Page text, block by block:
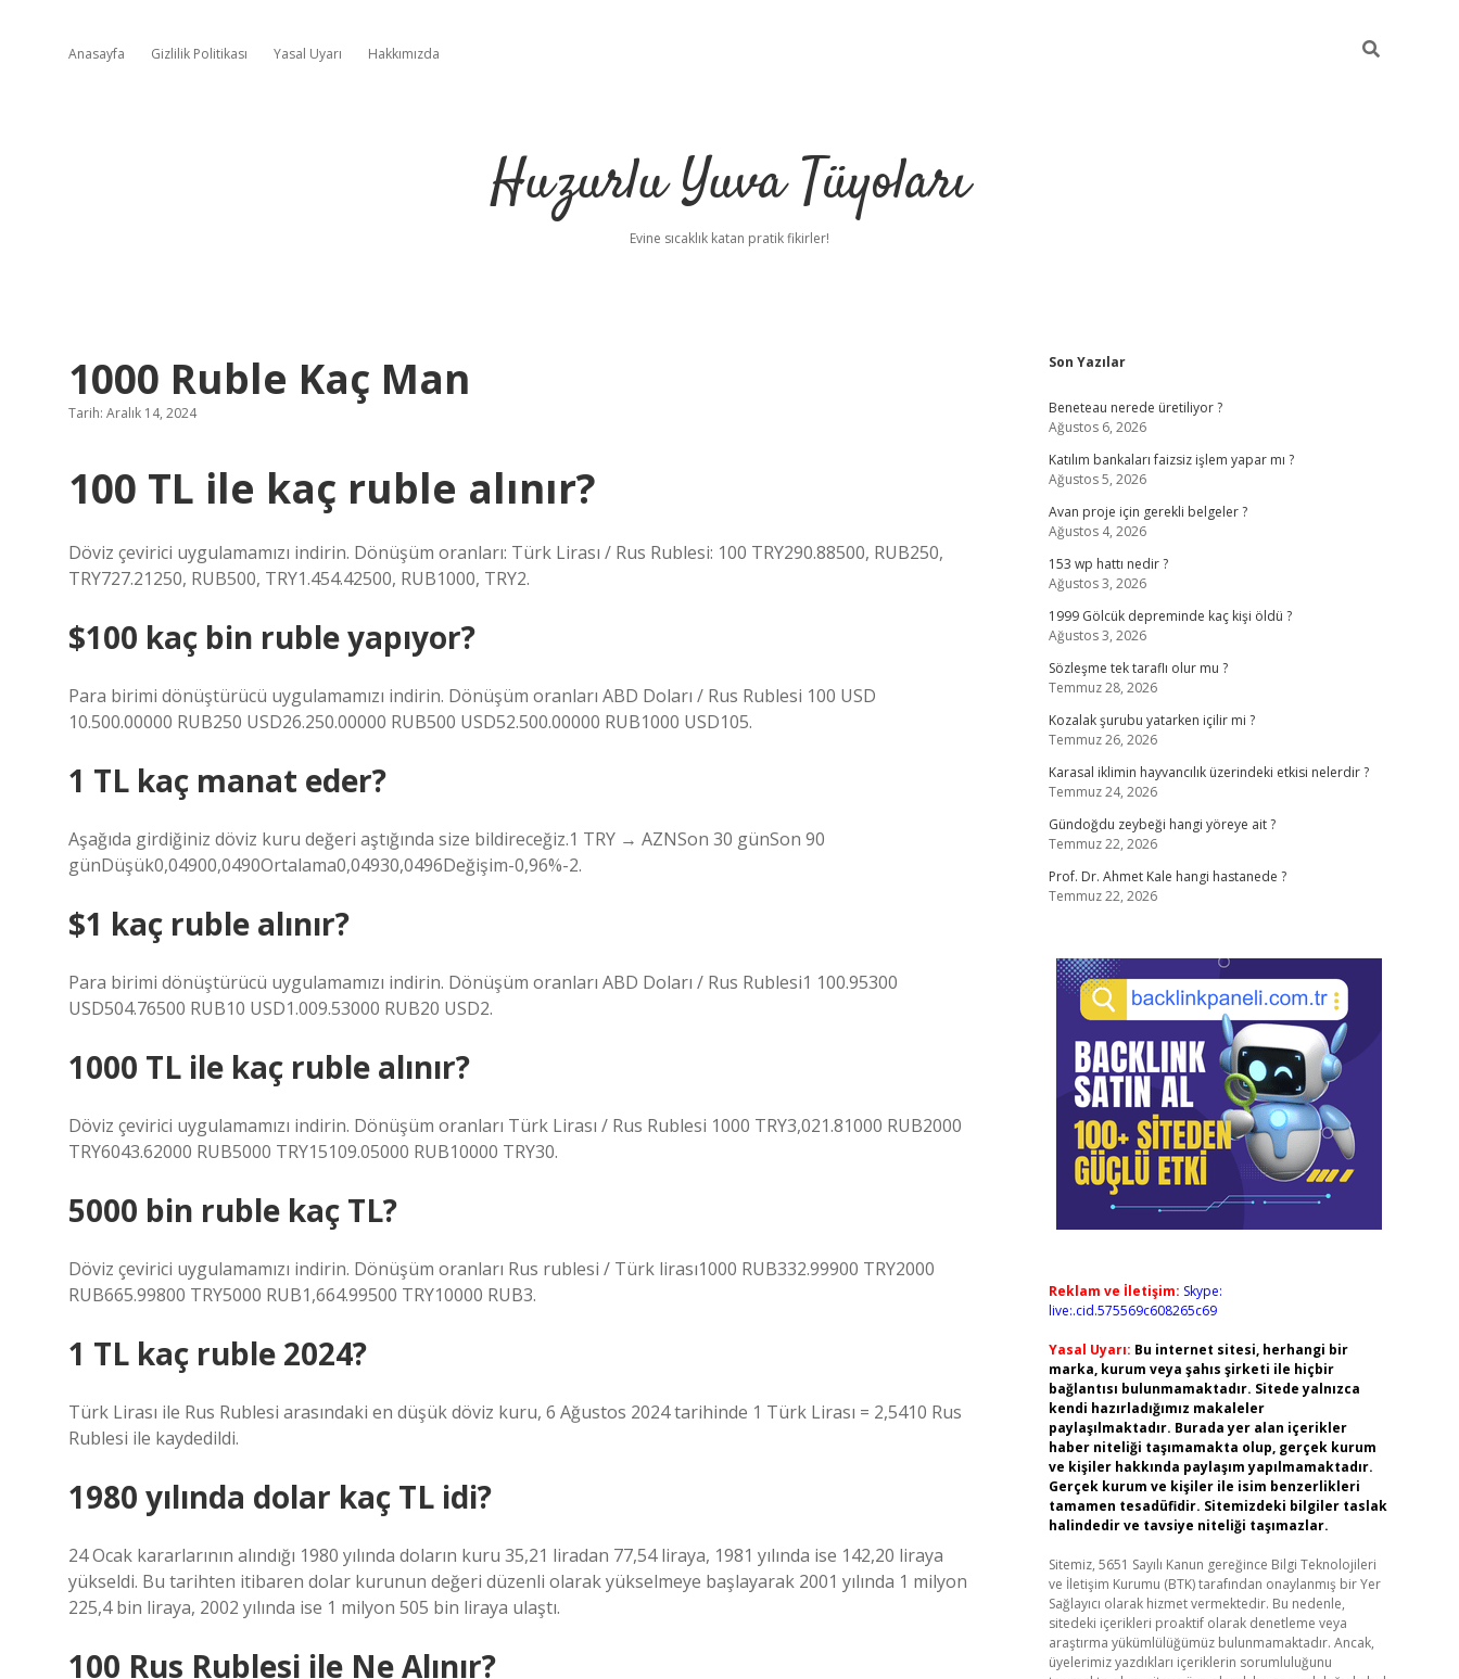
Anasayfa Gizlilik Politikası Yasal Uyarı Hakkımızda
Huzurlu Yuva Tüyoları
Evine sıcaklık katan pratik fikirler!
1000 Ruble Kaç Man
Tarih: Aralık 14, 2024
100 TL ile kaç ruble alınır?
Döviz çevirici uygulamamızı indirin. Dönüşüm oranları: Türk Lirası / Rus Rublesi: 100 TRY290.88500, RUB250,
TRY727.21250, RUB500, TRY1.454.42500, RUB1000, TRY2.
$100 kaç bin ruble yapıyor?
Para birimi dönüştürücü uygulamamızı indirin. Dönüşüm oranları ABD Doları / Rus Rublesi 100 USD
10.500.00000 RUB250 USD26.250.00000 RUB500 USD52.500.00000 RUB1000 USD105.
1 TL kaç manat eder?
Aşağıda girdiğiniz döviz kuru değeri aştığında size bildireceğiz.1 TRY → AZNSon 30 günSon 90
günDüşük0,04900,0490Ortalama0,04930,0496Değişim-0,96%-2.
$1 kaç ruble alınır?
Para birimi dönüştürücü uygulamamızı indirin. Dönüşüm oranları ABD Doları / Rus Rublesi1 100.95300
USD504.76500 RUB10 USD1.009.53000 RUB20 USD2.
1000 TL ile kaç ruble alınır?
Döviz çevirici uygulamamızı indirin. Dönüşüm oranları Türk Lirası / Rus Rublesi 1000 TRY3,021.81000 RUB2000
TRY6043.62000 RUB5000 TRY15109.05000 RUB10000 TRY30.
5000 bin ruble kaç TL?
Döviz çevirici uygulamamızı indirin. Dönüşüm oranları Rus rublesi / Türk lirası1000 RUB332.99900 TRY2000
RUB665.99800 TRY5000 RUB1,664.99500 TRY10000 RUB3.
1 TL kaç ruble 2024?
Türk Lirası ile Rus Rublesi arasındaki en düşük döviz kuru, 6 Ağustos 2024 tarihinde 1 Türk Lirası = 2,5410 Rus
Rublesi ile kaydedildi.
1980 yılında dolar kaç TL idi?
24 Ocak kararlarının alındığı 1980 yılında doların kuru 35,21 liradan 77,54 liraya, 1981 yılında ise 142,20 liraya
yükseldi. Bu tarihten itibaren dolar kurunun değeri düzenli olarak yükselmeye başlayarak 2001 yılında 1 milyon
225,4 bin liraya, 2002 yılında ise 1 milyon 505 bin liraya ulaştı.
100 Rus Rublesi ile Ne Alınır?
Sidebar
Son Yazılar
Beneteau nerede üretiliyor ?
Ağustos 6, 2026
Katılım bankaları faizsiz işlem yapar mı ?
Ağustos 5, 2026
Avan proje için gerekli belgeler ?
Ağustos 4, 2026
153 wp hattı nedir ?
Ağustos 3, 2026
1999 Gölcük depreminde kaç kişi öldü ?
Ağustos 3, 2026
Sözleşme tek taraflı olur mu ?
Temmuz 28, 2026
Kozalak şurubu yatarken içilir mi ?
Temmuz 26, 2026
Karasal iklimin hayvancılık üzerindeki etkisi nelerdir ?
Temmuz 24, 2026
Gündoğdu zeybeği hangi yöreye ait ?
Temmuz 22, 2026
Prof. Dr. Ahmet Kale hangi hastanede ?
Temmuz 22, 2026
Reklam ve İletişim: Skype:
live:.cid.575569c608265c69
Yasal Uyarı: Bu internet sitesi, herhangi bir
marka, kurum veya şahıs şirketi ile hiçbir
bağlantısı bulunmamaktadır. Sitede yalnızca
kendi hazırladığımız makaleler
paylaşılmaktadır. Burada yer alan içerikler
haber niteliği taşımamakta olup, gerçek kurum
ve kişiler hakkında paylaşım yapılmamaktadır.
Gerçek kurum ve kişiler ile isim benzerlikleri
tamamen tesadüfidir. Sitemizdeki bilgiler taslak
halindedir ve tavsiye niteliği taşımazlar.
Sitemiz, 5651 Sayılı Kanun gereğince Bilgi Teknolojileri
ve İletişim Kurumu (BTK) tarafından onaylanmış bir Yer
Sağlayıcı olarak hizmet vermektedir. Bu nedenle,
sitedeki içerikleri proaktif olarak denetleme veya
araştırma yükümlülüğümüz bulunmamaktadır. Ancak,
üyelerimiz yazdıkları içeriklerin sorumluluğunu
https://hiltonbet-giris.com/